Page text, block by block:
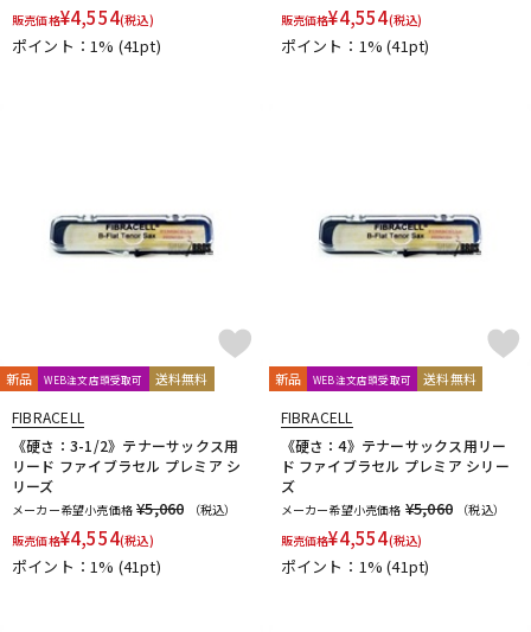
販売価格¥4,554(税込)
ポイント：1% (41pt)
販売価格¥4,554(税込)
ポイント：1%(41pt)
新品 WEB注文店頭受取可 送料無料
FIBRACELL
《硬さ：3-1/2》テナーサックス用
リード ファイブラセル プレミア シ
リーズ
メーカー希望小売価格 ¥5,060
（税込）
販売価格¥4,554(税込)
ポイント：1% (41pt)
新品 WEB注文店頭受取可 送料無料
FIBRACELL
《硬さ：4》テナーサックス用リー
ド ファイブラセル プレミア シリー
ズ
メーカー希望小売価格 ¥5,060
（税込）
販売価格¥4,554(税込)
ポイント：1%(41pt)